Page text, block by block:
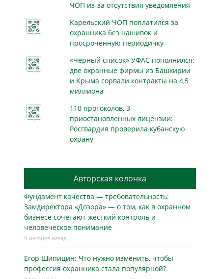
ЧОП из-за отсутствия уведомления
Карельский ЧОП поплатился за
охранника без нашивок и
просроченную периодичку
«Чёрный список» УФАС пополнился:
две охранные фирмы из Башкирии
и Крыма сорвали контракты на 4,5
миллиона
110 протоколов, 3
приостановленных лицензии:
Росгвардия проверила кубанскую
охрану
Авторская колонка
Фундамент качества — требовательность:
Замдиректора «Дозора» — о том, как в охранном
бизнесe сочетают жёсткий контроль и
человеческое понимание
9 месяцев назад
Егор Шипицин: Что нужно изменить, чтобы
профессия охранника стала популярной?